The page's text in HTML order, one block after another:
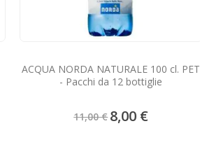
ACQUA NORDA NATURALE 100 cl. PET
- Pacchi da 12 bottiglie
11,00 € Prezzo
speciale
8,00 €